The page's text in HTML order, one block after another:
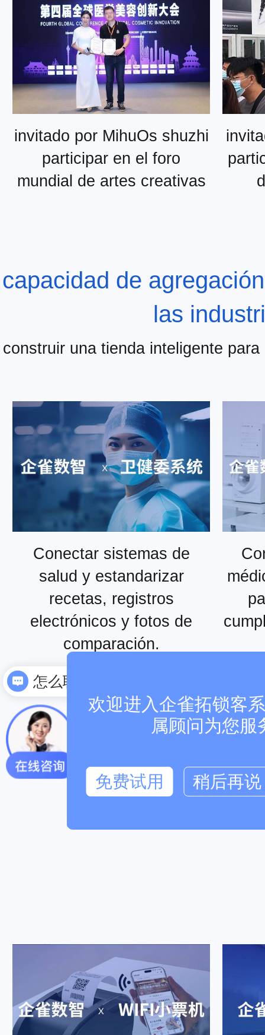
asociación médica hunan
invitado por MihuOs shuzhi
participar en el foro
mundial de artes creativas
capacidad de
las
construir una tienda inteligente
Conectar sistemas de
salud y estandarizar
recetas, registros
electrónicos y fotos de
comparación.
发送资料
怎么联系
欢迎进入企雀拓锁客
属顾问为您服
免费试用 稍后再说